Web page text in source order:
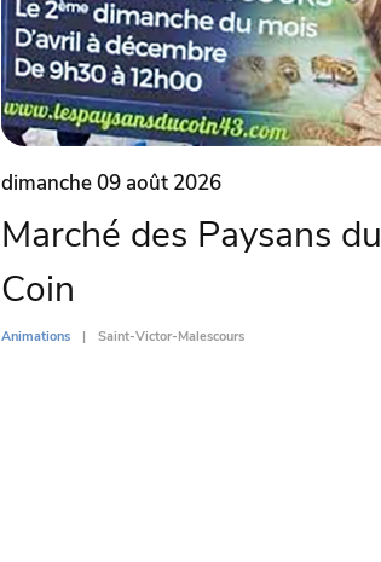
dimanche 09 août 2026
Marché des Paysans du
Coin
Animations Saint-Victor-Malescours